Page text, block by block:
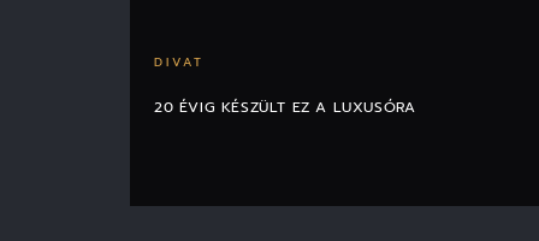
DIVAT
20 ÉVIG KÉSZÜLT EZ A LUXUSÓRA